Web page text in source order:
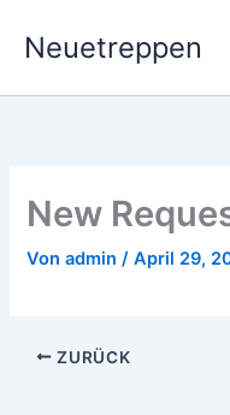
InhaltNeuetreppen
New
Vonadmin/April 29,
ZURÜCK